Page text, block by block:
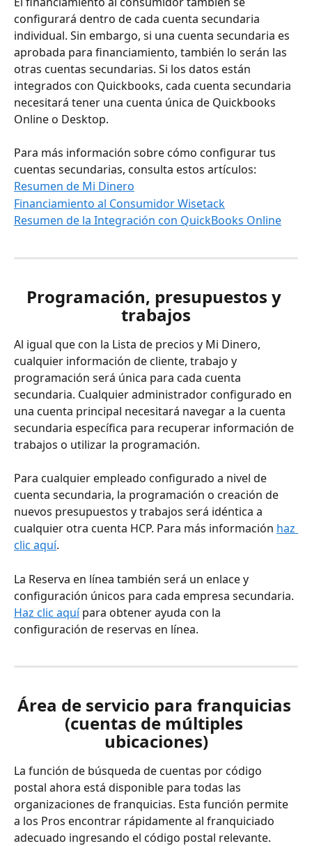
configurará dentro de cada cuenta secundaria
individual. Sin embargo, si una cuenta secundaria es
aprobada para financiamiento, también lo serán las
otras cuentas secundarias. Si los datos están
integrados con Quickbooks, cada cuenta secundaria
necesitará tener una cuenta única de Quickbooks
Online o Desktop.
Para más información sobre cómo configurar tus
cuentas secundarias, consulta estos artículos:
Resumen de Mi Dinero
Financiamiento al Consumidor Wisetack
Resumen de la Integración con QuickBooks Online
Programación, presupuestos y
trabajos
Al igual que con la Lista de precios y Mi Dinero,
cualquier información de cliente, trabajo y
programación será única para cada cuenta
secundaria. Cualquier administrador configurado en
una cuenta principal necesitará navegar a la cuenta
secundaria específica para recuperar información de
trabajos o utilizar la programación.
Para cualquier empleado configurado a nivel de
cuenta secundaria, la programación o creación de
nuevos presupuestos y trabajos será idéntica a
cualquier otra cuenta HCP. Para más información haz
clic aquí.
La Reserva en línea también será un enlace y
configuración únicos para cada empresa secundaria.
Haz clic aquí para obtener ayuda con la
configuración de reservas en línea.
Área de servicio para franquicias
(cuentas de múltiples
ubicaciones)
La función de búsqueda de cuentas por código
postal ahora está disponible para todas las
organizaciones de franquicias. Esta función permite
a los Pros encontrar rápidamente al franquiciado
adecuado ingresando el código postal relevante.